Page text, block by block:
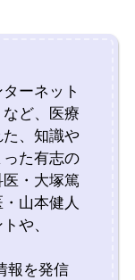
ーネット
ど、医療
、知識や
た有志の
・大塚篤
山本健人
や、
報を発信